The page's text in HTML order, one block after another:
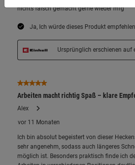
du zulassen möchtest und
Datenschutzerklärung.